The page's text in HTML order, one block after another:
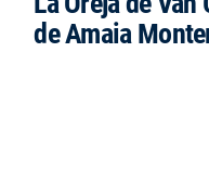
de Amaia